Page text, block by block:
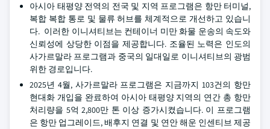
아시아 태평양 전역의 전국 및 지역 프로그램은 항만 터미널,
복합 복합 통로 및 물류 허브를 체계적으로 개선하고 있습니
다. 이러한 이니셔티브는 컨테이너 미만 화물 운송의 속도와
신뢰성에 상당한 이점을 제공합니다. 조율된 노력은 인도의
사가르말라 프로그램과 중국의 일대일로 이니셔티브의 광범
위한 경로입니다.
2025년 4월, 사가르말라 프로그램은 지금까지 103건의 항만
현대화 개입을 완료하여 아시아 태평양 지역의 연간 총 항만
처리량을 5억 2,800만 톤 이상 증가시켰습니다. 이 프로그램
은 항만 업그레이드, 배후지 연결 및 연안 해운 인센티브 제공